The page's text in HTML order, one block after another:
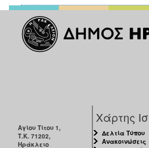
Αγίου Τίτου 1,
Τ.Κ. 71202,
Ηράκλειο
Χάρτης
Δελτία Τύπου
Ανακοινώσεις